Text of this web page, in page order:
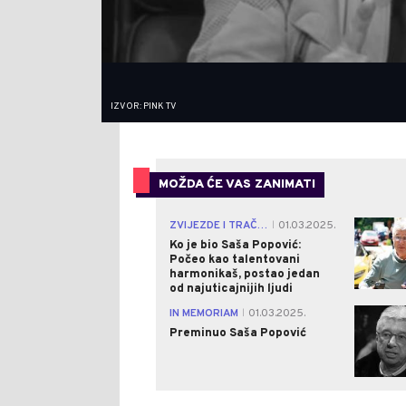
IZVOR: PINK TV
MOŽDA ĆE VAS ZANIMATI
ZVIJEZDE I TRAČEVI
01.03.2025.
Ko je bio Saša Popović:
Počeo kao talentovani
harmonikaš, postao jedan
od najuticajnijih ljudi
IN MEMORIAM
01.03.2025.
Preminuo Saša Popović